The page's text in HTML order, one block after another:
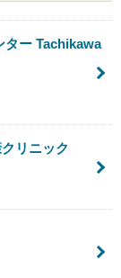
ター Tachikawa
リニック